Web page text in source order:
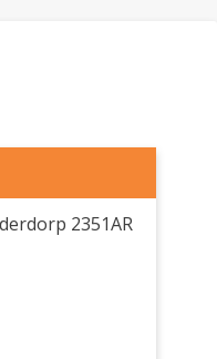
2351AR